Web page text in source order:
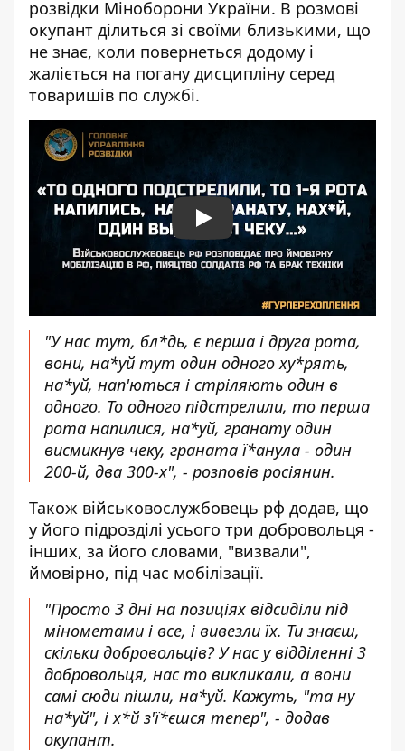
розвідки Міноборони України. В розмові
окупант ділиться зі своїми близькими, що
не знає, коли повернеться додому і
жаліється на погану дисципліну серед
товаришів по службі.
Play
"У нас тут, бл*дь, є перша і друга рота,
вони, на*уй тут один одного ху*рять,
на*уй, нап'ються і стріляють один в
одного. То одного підстрелили, то перша
рота напилися, на*уй, гранату один
висмикнув чеку, граната ї*анула - один
200-й, два 300-х", - розповів росіянин.
Також військовослужбовець рф додав, що
у його підрозділі усього три добровольця -
інших, за його словами, "визвали",
ймовірно, під час мобілізації.
"Просто 3 дні на позиціях відсиділи під
мінометами і все, і вивезли їх. Ти знаєш,
скільки добровольців? У нас у відділенні 3
добровольця, нас то викликали, а вони
самі сюди пішли, на*уй. Кажуть, "та ну
на*уй", і х*й з'ї*єшся тепер", - додав
окупант.